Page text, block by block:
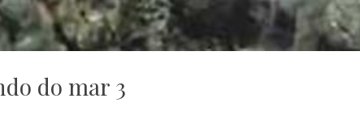
do mar 3